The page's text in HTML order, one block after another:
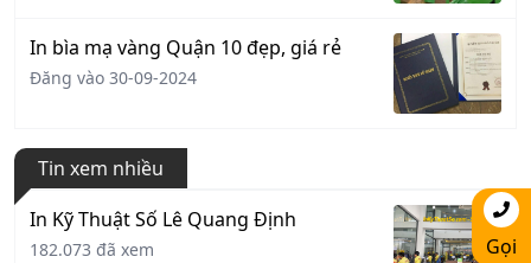
In bìa mạ vàng Quận 10 đẹp, giá rẻ
Đăng vào 30-09-2024
Tin xem nhiều
In Kỹ Thuật Số Lê Quang Định
182.073 đã xem Gọi